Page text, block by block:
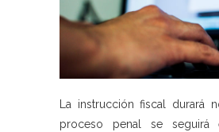
La instrucción fiscal durará
proceso penal se seguirá